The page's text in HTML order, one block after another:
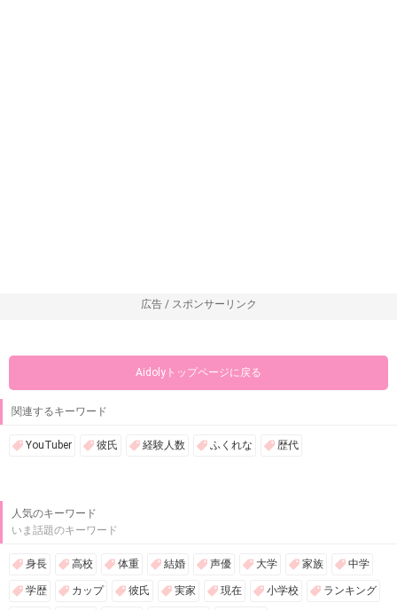
広告 / スポンサーリンク
Aidolyトップページに戻る
関連するキーワード
YouTuber 彼氏 経験人数 ふくれな 歴代
人気のキーワード
いま話題のキーワード
身長 高校 体重 結婚 声優 大学 家族 中学
学歴 カップ 彼氏 実家 現在 小学校 ランキング